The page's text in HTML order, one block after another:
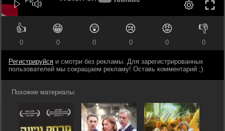
👍
0
😁
0
😲
0
😢
0
😡
0
👎
0
Регистрируйся и смотри без рекламы. Для зарегистрированных
пользователей мы сокращаем рекламу! Оставь комментарий ;)
Похожие материалы: